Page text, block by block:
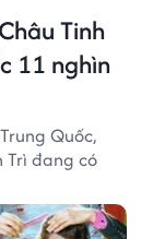
Tinh
11 nghìn
Quốc,
Trì đang có